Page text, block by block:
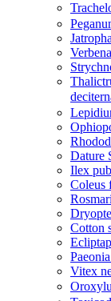
Dature
Ilex
Coleus
Cotton
Vitex